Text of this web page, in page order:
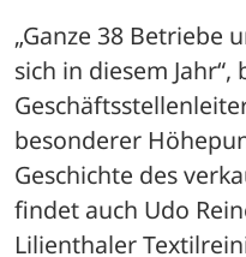
„Ganze 38 Betriebe
sich in diesem
besonderer
Geschichte des
findet auch Udo
Lilienthaler